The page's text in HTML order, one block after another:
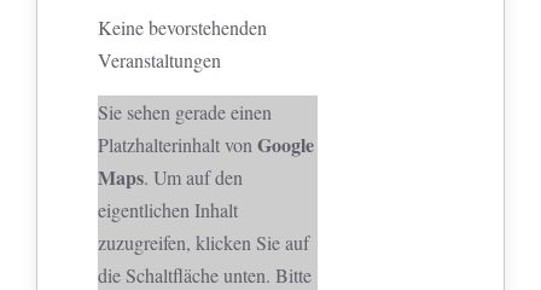
Keine bevorstehenden
Veranstaltungen
Sie sehen gerade einen
Platzhalterinhalt vonGoogle
Maps. Um auf den
eigentlichen Inhalt
zuzugreifen, klicken Sie auf
die Schaltfläche unten. Bitte